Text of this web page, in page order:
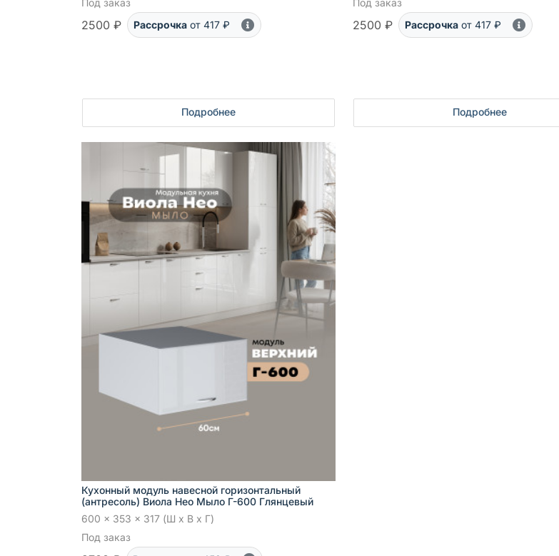
Под заказ
2500 ₽ Рассрочка от 417 ₽
Подробнее
Под заказ
2500 ₽ Рассрочка от 417 ₽
Подробнее
Кухонный модуль навесной горизонтальный
(антресоль) Виола Нео Мыло Г-600 Глянцевый
600 x 353 x 317 (Ш x В x Г)
Под заказ